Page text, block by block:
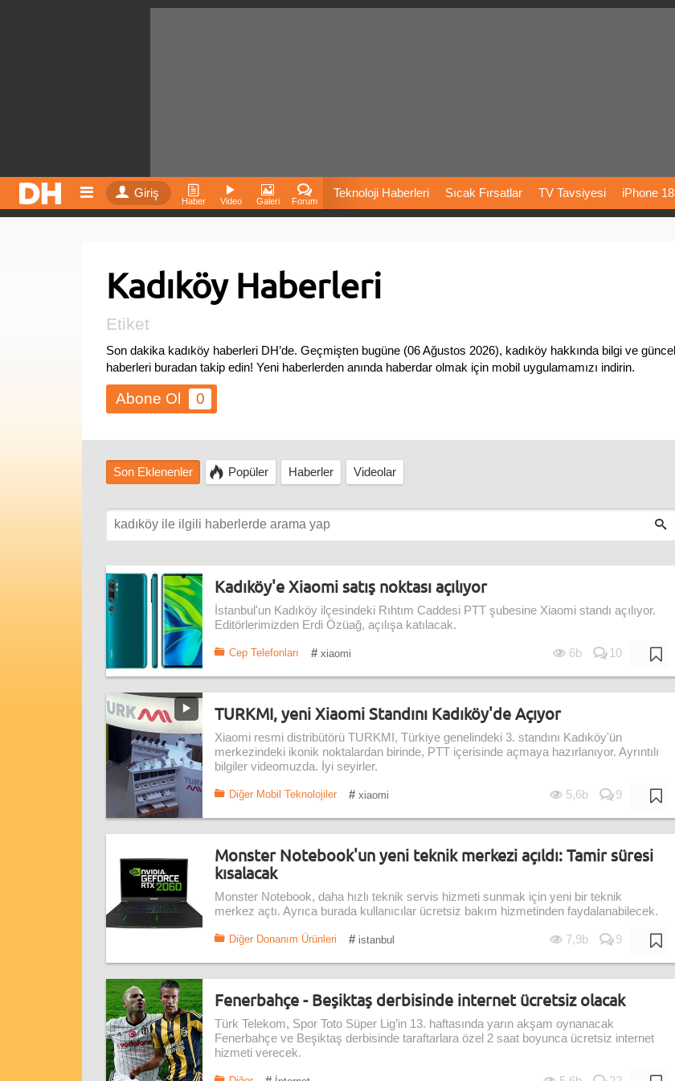
Giriş
Haber Video Galeri Forum
Teknoloji Haberleri Sıcak Fırsatlar TV Tavsiyesi iPhone 18
Fiyatları
Kadıköy Haberleri
Etiket
Son dakika kadıköy haberleri DH’de. Geçmişten bugüne (06 Ağustos 2026), kadıköy hakkında bilgi ve güncel
haberleri buradan takip edin! Yeni haberlerden anında haberdar olmak için mobil uygulamamızı indirin.
0
Son Eklenenler Popüler Haberler Videolar
Kadıköy'e Xiaomi satış noktası açılıyor
İstanbul'un Kadıköy ilçesindeki Rıhtım Caddesi PTT şubesine Xiaomi standı açılıyor.
Editörlerimizden Erdi Özüağ, açılışa katılacak.
Cep Telefonları # xiaomi 6b 10
TURKMI, yeni Xiaomi Standını Kadıköy'de Açıyor
Xiaomi resmi distribütörü TURKMI, Türkiye genelindeki 3. standını Kadıköy'ün
merkezindeki ikonik noktalardan birinde, PTT içerisinde açmaya hazırlanıyor. Ayrıntılı
bilgiler videomuzda. İyi seyirler.
Diğer Mobil Teknolojiler # xiaomi 5,6b 9
Monster Notebook'un yeni teknik merkezi açıldı: Tamir süresi
kısalacak
Monster Notebook, daha hızlı teknik servis hizmeti sunmak için yeni bir teknik
merkez açtı. Ayrıca burada kullanıcılar ücretsiz bakım hizmetinden faydalanabilecek.
Diğer Donanım Ürünleri # istanbul 7,9b 9
Fenerbahçe - Beşiktaş derbisinde internet ücretsiz olacak
Türk Telekom, Spor Toto Süper Lig’in 13. haftasında yarın akşam oynanacak
Fenerbahçe ve Beşiktaş derbisinde taraftarlara özel 2 saat boyunca ücretsiz internet
hizmeti verecek.